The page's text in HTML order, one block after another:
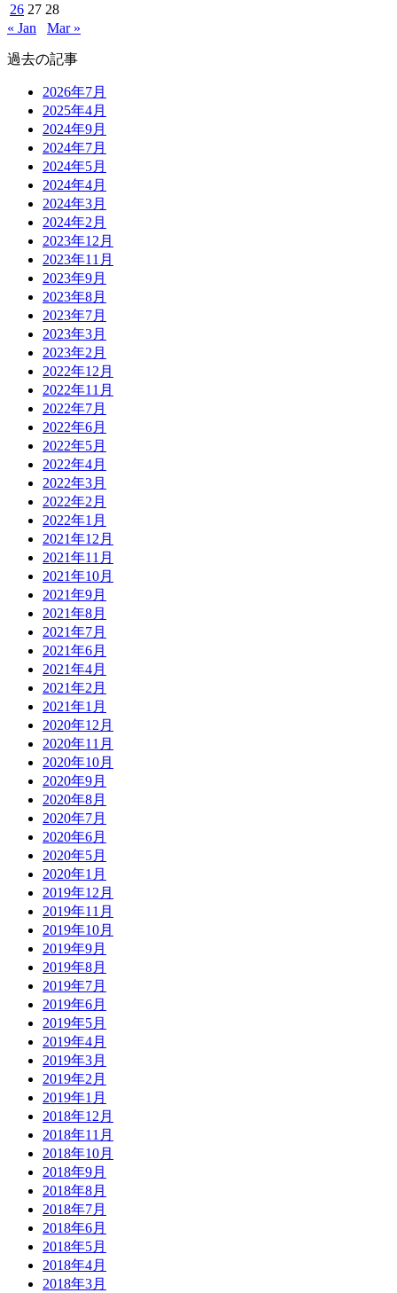
26 27 28
« Jan
Mar »
過去の記事
2026年7月
2025年4月
2024年9月
2024年7月
2024年5月
2024年4月
2024年3月
2024年2月
2023年12月
2023年11月
2023年9月
2023年8月
2023年7月
2023年3月
2023年2月
2022年12月
2022年11月
2022年7月
2022年6月
2022年5月
2022年4月
2022年3月
2022年2月
2022年1月
2021年12月
2021年11月
2021年10月
2021年9月
2021年8月
2021年7月
2021年6月
2021年4月
2021年2月
2021年1月
2020年12月
2020年11月
2020年10月
2020年9月
2020年8月
2020年7月
2020年6月
2020年5月
2020年1月
2019年12月
2019年11月
2019年10月
2019年9月
2019年8月
2019年7月
2019年6月
2019年5月
2019年4月
2019年3月
2019年2月
2019年1月
2018年12月
2018年11月
2018年10月
2018年9月
2018年8月
2018年7月
2018年6月
2018年5月
2018年4月
2018年3月